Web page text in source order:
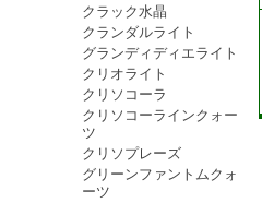
クラック水晶
クランダルライト
グランディディエライト
クリオライト
クリソコーラ
クリソコーラインクォー
ツ
クリソプレーズ
グリーンファントムクォ
ーツ